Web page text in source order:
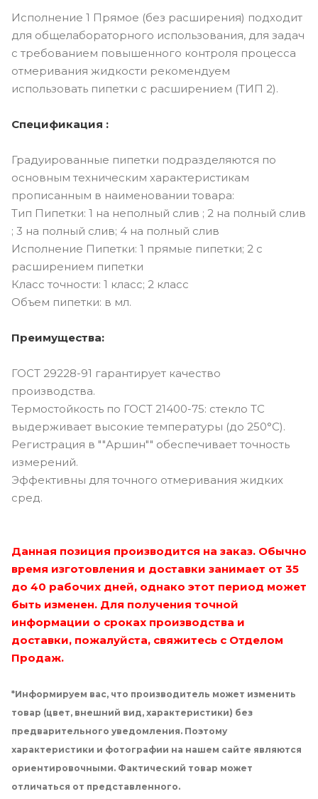
Исполнение 1 Прямое (без расширения) подходит
для общелабораторного использования, для задач
с требованием повышенного контроля процесса
отмеривания жидкости рекомендуем
использовать пипетки с расширением (ТИП 2).
Спецификация :
Градуированные пипетки подразделяются по
основным техническим характеристикам
прописанным в наименовании товара:
Тип Пипетки: 1 на неполный слив ; 2 на полный слив
; 3 на полный слив; 4 на полный слив
Исполнение Пипетки: 1 прямые пипетки; 2 с
расширением пипетки
Класс точности: 1 класс; 2 класс
Объем пипетки: в мл.
Преимущества:
ГОСТ 29228-91 гарантирует качество
производства.
Термостойкость по ГОСТ 21400-75: стекло ТС
выдерживает высокие температуры (до 250°C).
Регистрация в ""Аршин"" обеспечивает точность
измерений.
Эффективны для точного отмеривания жидких
сред.
Данная позиция производится на заказ. Обычно
время изготовления и доставки занимает от 35
до 40 рабочих дней, однако этот период может
быть изменен. Для получения точной
информации о сроках производства и
доставки, пожалуйста, свяжитесь с Отделом
Продаж.
*Информируем вас, что производитель может изменить
товар (цвет, внешний вид, характеристики) без
предварительного уведомления. Поэтому
характеристики и фотографии на нашем сайте являются
ориентировочными. Фактический товар может
отличаться от представленного.